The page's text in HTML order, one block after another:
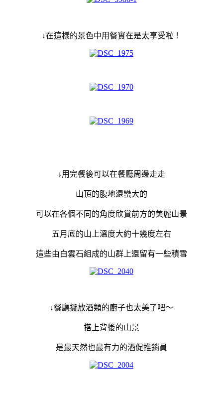
↓在這樣的景色中用餐實在是太享受啦！
↓用完餐後可以在餐廳周邊走走
山頂的腹地還蠻大的
可以在各個不同的角度欣賞前方的美麗山景
五月底的山上溫度大約十幾度左右
這些由白雲石組成的山群上還留有一些積雪
↓餐廳擺放酒類的廚子也太美了吧～
搭上背後的山景
是最天然也最有力的酒促推銷員